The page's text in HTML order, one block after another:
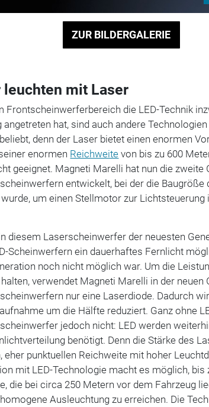
ZUR BILDERGALERIE
leuchten mit Laser
Frontscheinwerferbereich die LED-Technik
angetreten hat, sind auch andere
denn der Laser bietet einen enormen
enormen Reichweite von bis zu 600
geeignet. Magneti Marelli hat nun die zweite
entwickelt, bei der die Baugröße
um einen Stellmotor zur Lichtsteuerung
diesem Laserscheinwerfer der neuesten
Scheinwerfern ein dauerhaftes Fernlicht
noch nicht möglich war. Um die
verwendet Magneti Marelli in der neuen
nur eine Laserdiode. Dadurch
um die Hälfte reduziert. Ganz ohne
jedoch nicht: LED werden
benötigt. Denn die Stärke des
eher punktuellen Reichweite mit hoher
mit LED-Technologie macht es möglich, bis
die bei circa 250 Metern vor dem Fahrzeug
Ausleuchtung zu erreichen. Die